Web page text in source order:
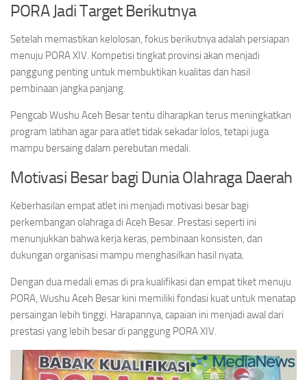
PORA Jadi Target Berikutnya
Setelah memastikan kelolosan, fokus berikutnya adalah persiapan
menuju PORA XIV. Kompetisi tingkat provinsi akan menjadi
panggung penting untuk membuktikan kualitas dan hasil
pembinaan jangka panjang.
Pengcab Wushu Aceh Besar tentu diharapkan terus meningkatkan
program latihan agar para atlet tidak sekadar lolos, tetapi juga
mampu bersaing dalam perebutan medali.
Motivasi Besar bagi Dunia Olahraga Daerah
Keberhasilan empat atlet ini menjadi motivasi besar bagi
perkembangan olahraga di Aceh Besar. Prestasi seperti ini
menunjukkan bahwa kerja keras, pembinaan konsisten, dan
dukungan organisasi mampu menghasilkan hasil nyata.
Dengan dua medali emas di pra kualifikasi dan empat tiket menuju
PORA, Wushu Aceh Besar kini memiliki fondasi kuat untuk menatap
persaingan lebih tinggi. Harapannya, capaian ini menjadi awal dari
prestasi yang lebih besar di panggung PORA XIV.